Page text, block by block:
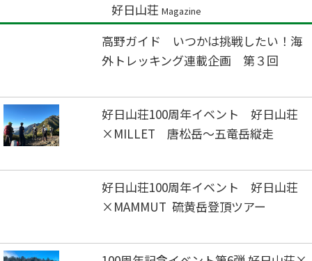
好日山荘 Magazine
高野ガイド いつかは挑戦したい！海
外トレッキング連載企画 第３回
好日山荘100周年イベント 好日山荘
×MILLET 唐松岳～五竜岳縦走
好日山荘100周年イベント 好日山荘
×MAMMUT 硫黄岳登頂ツアー